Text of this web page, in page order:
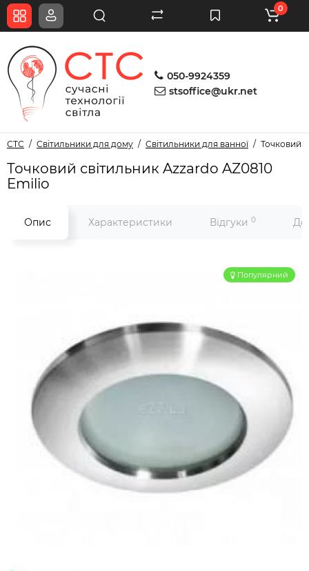
050-9924359
stsoffice@ukr.net
0
СТС Світильники для дому Світильники для ванної Точковий
Точковий світильник Azzardo AZ0810
Emilio
Опис Характеристики Відгуки 0
Популярний